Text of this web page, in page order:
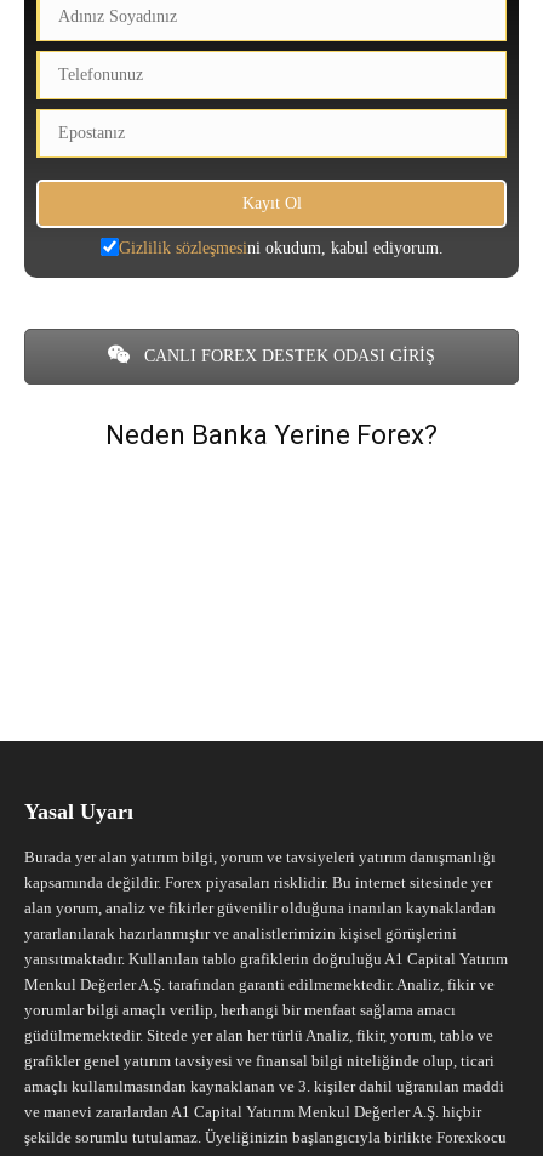
Gizlilik sözleşmesini okudum, kabul ediyorum.
CANLI FOREX DESTEK ODASI GİRİŞ
Neden Banka Yerine Forex?
Yasal Uyarı
Burada yer alan yatırım bilgi, yorum ve tavsiyeleri yatırım danışmanlığı
kapsamında değildir. Forex piyasaları risklidir. Bu internet sitesinde yer
alan yorum, analiz ve fikirler güvenilir olduğuna inanılan kaynaklardan
yararlanılarak hazırlanmıştır ve analistlerimizin kişisel görüşlerini
yansıtmaktadır. Kullanılan tablo grafiklerin doğruluğu A1 Capital Yatırım
Menkul Değerler A.Ş. tarafından garanti edilmemektedir. Analiz, fikir ve
yorumlar bilgi amaçlı verilip, herhangi bir menfaat sağlama amacı
güdülmemektedir. Sitede yer alan her türlü Analiz, fikir, yorum, tablo ve
grafikler genel yatırım tavsiyesi ve finansal bilgi niteliğinde olup, ticari
amaçlı kullanılmasından kaynaklanan ve 3. kişiler dahil uğranılan maddi
ve manevi zararlardan A1 Capital Yatırım Menkul Değerler A.Ş. hiçbir
şekilde sorumlu tutulamaz. Üyeliğinizin başlangıcıyla birlikte Forexkocu